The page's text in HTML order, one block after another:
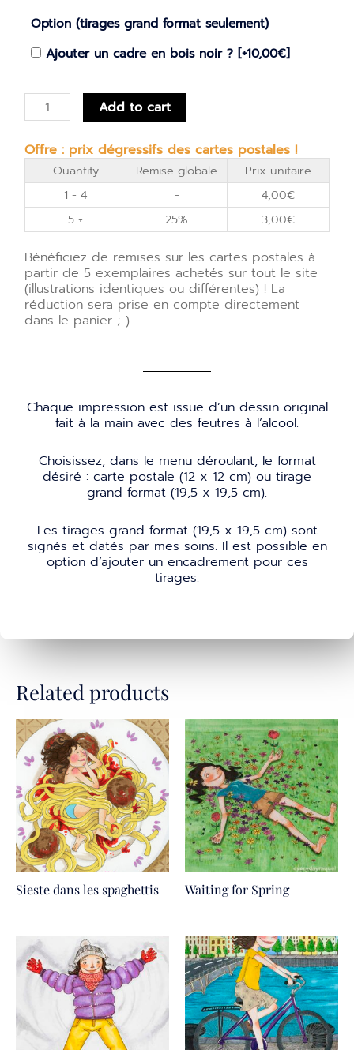
Option (tirages grand format seulement)
Ajouter un cadre en bois noir ? [+10,00€]
Add to cart
Offre : prix dégressifs des cartes postales !
Quantity Remise globale
Prix unitaire
1 - 4
- 4,00€
5 +
25% 3,00€
Bénéficiez de remises sur les cartes postales à
partir de 5 exemplaires achetés sur tout le site
(illustrations identiques ou différentes) ! La
réduction sera prise en compte directement
dans le panier ;-)
Chaque impression est issue d’un dessin original
fait à la main avec des feutres à l’alcool.
Choisissez, dans le menu déroulant, le format
désiré : carte postale (12 x 12 cm) ou tirage
grand format (19,5 x 19,5 cm).
Les tirages grand format (19,5 x 19,5 cm) sont
signés et datés par mes soins. Il est possible en
option d’ajouter un encadrement pour ces
tirages.
Related products
Sieste dans les spaghettis Waiting for Spring